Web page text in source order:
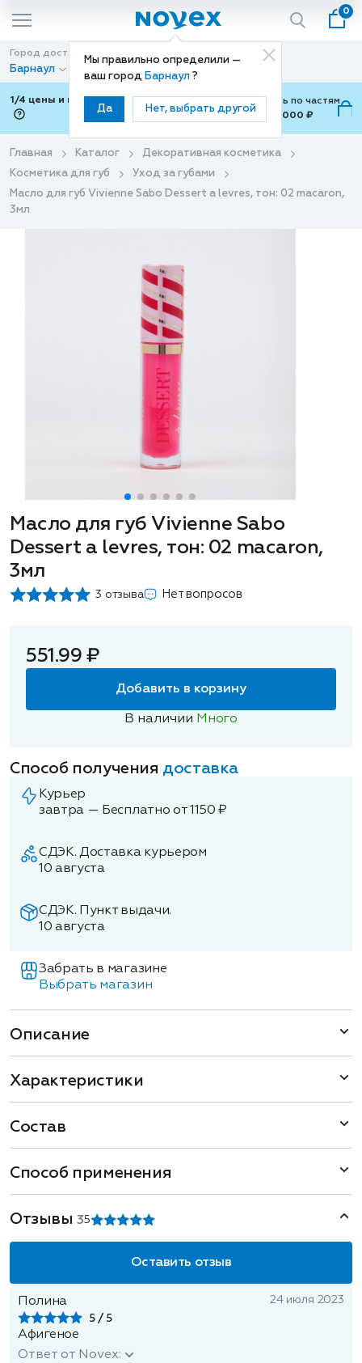
Мы правильно определили —
ваш город Барнаул ?
Да Нет, выбрать другой
0
Город доставки
Барнаул
Способ доставки
Доставка
1/4 цены и покупки ваши с Подели
Можно оплатить по частям
от 700 ₽ до 15,000 ₽
Главная Каталог
Декоративная косметика
Косметика для губ
Уход за губами
Масло для губ Vivienne Sabo Dessert a levres, тон: 02 macaron,
3мл
Масло для губ Vivienne Sabo
Dessert a levres, тон: 02 macaron,
3мл
3 отзыва Нет вопросов
551.99 ₽
Добавить в корзину
В наличии Много
Способ получения доставка
Курьер
завтра — Бесплатно от 1150 ₽
СДЭК. Доставка курьером
10 августа
СДЭК. Пункт выдачи.
10 августа
Забрать в магазине
Выбрать магазин
Описание
Характеристики
Состав
Способ применения
Отзывы35
Оставить отзыв
Полина
5
24 июля 2023
Афигеное
Ответ от Novex: